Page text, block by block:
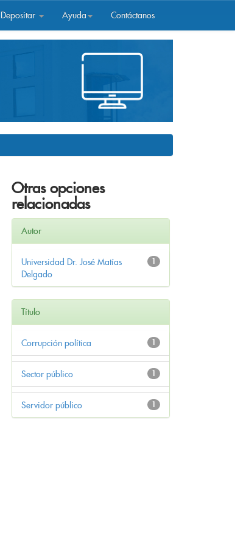
Depositar Ayuda Contáctanos
Otras opciones
relacionadas
Autor
1
Universidad Dr. José Matías
Delgado
Título
1
Corrupción política
1
Sector público
1
Servidor público